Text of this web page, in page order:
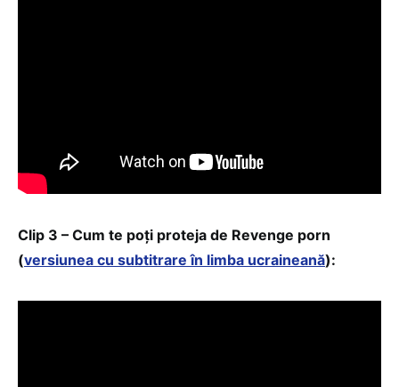
Clip 3 – Cum te poți proteja de Revenge porn
(versiunea cu subtitrare în limba ucraineană):